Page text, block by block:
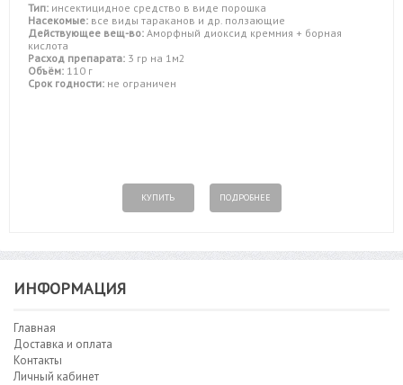
Тип: инсектицидное средство в виде порошка
Насекомые: все виды тараканов и др. ползающие
Действующее вещ-во: Аморфный диоксид кремния + борная
кислота
Расход препарата: 3 гр на 1м2
Объём: 110 г
Срок годности: не ограничен
КУПИТЬ ПОДРОБНЕЕ
ИНФОРМАЦИЯ
Главная
Доставка и оплата
Контакты
Личный кабинет